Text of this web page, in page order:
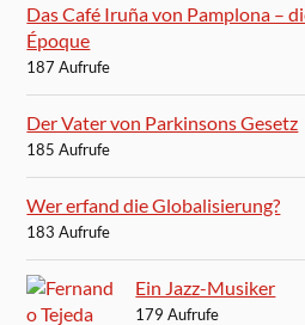
Das Café Iruña von Pamplona –
Époque
187 Aufrufe
Der Vater von Parkinsons Gesetz
185 Aufrufe
Wer erfand die Globalisierung?
183 Aufrufe
Ein Jazz-Musiker
179 Aufrufe